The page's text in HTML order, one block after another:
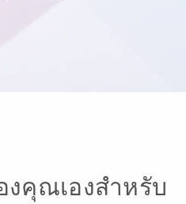
คุณเองสำหรับ